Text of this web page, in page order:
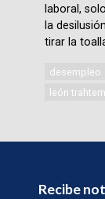
laboral,
la
tirar la
desempleo
león
Recibe